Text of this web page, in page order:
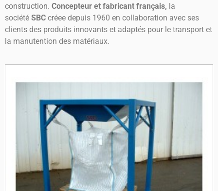
construction. Concepteur et fabricant français, la
société SBC créee depuis 1960 en collaboration avec ses
clients des produits innovants et adaptés pour le transport et
la manutention des matériaux.